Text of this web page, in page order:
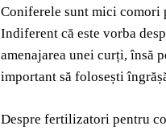
Coniferele sunt mici comori
Indiferent că este vorba
amenajarea unei curți, însă
important să folosești
Despre fertilizatori pentru